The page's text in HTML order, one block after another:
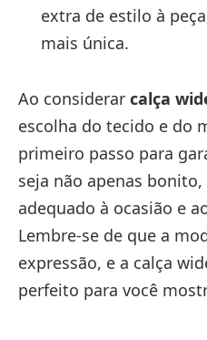
extra de estilo à
mais única.
Ao considerar calça
escolha do tecido e do
primeiro passo para
seja não apenas
adequado à ocasião e
Lembre-se de que a
expressão, e a calça
perfeito para você